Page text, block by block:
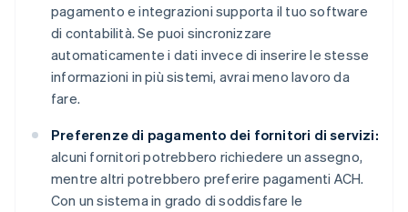
pagamento e integrazioni supporta il tuo software
di contabilità. Se puoi sincronizzare
automaticamente i dati invece di inserire le stesse
informazioni in più sistemi, avrai meno lavoro da
fare.
Preferenze di pagamento dei fornitori di servizi:
alcuni fornitori potrebbero richiedere un assegno,
mentre altri potrebbero preferire pagamenti ACH.
Con un sistema in grado di soddisfare le